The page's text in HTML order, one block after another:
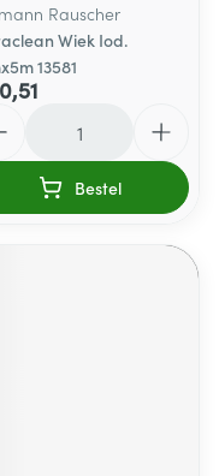
Rauscher
Wiek Iod.
13581
Bestel